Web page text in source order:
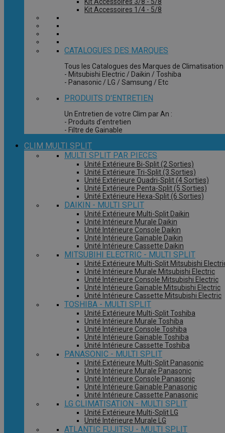
Kit Accessoires 1/4 - 5/8
CATALOGUES DES MARQUES
Tous les Catalogues des Marques de Climatisation
- Mitsubishi Electric / Daikin / Toshiba
- Panasonic / LG / Samsung / Etc
PRODUITS D'ENTRETIEN
Un Entretien de votre Clim par An :
- Produits d'entretien
- Filtre de Gainable
CLIM MULTI SPLIT
MULTI SPLIT PAR PIECES
Unité Extérieure Bi-Split (2 Sorties)
Unité Extérieure Tri-Split (3 Sorties)
Unité Extérieure Quadri-Split (4 Sorties)
Unité Extérieure Penta-Split (5 Sorties)
Unité Extérieure Hexa-Split (6 Sorties)
DAIKIN - MULTI SPLIT
Unité Extérieure Multi-Split Daikin
Unité Intérieure Murale Daikin
Unité Intérieure Console Daikin
Unité Intérieure Gainable Daikin
Unité Intérieure Cassette Daikin
MITSUBIHI ELECTRIC - MULTI SPLIT
Unité Extérieure Multi-Split Mitsubishi
Unité Intérieure Murale Mitsubishi Electric
Unité Intérieure Console Mitsubishi Electric
Unité Intérieure Gainable Mitsubishi Electric
Unité Intérieure Cassette Mitsubishi Electric
TOSHIBA - MULTI SPLIT
Unité Extérieure Multi-Split Toshiba
Unité Intérieure Murale Toshiba
Unité Intérieure Console Toshiba
Unité Intérieure Gainable Toshiba
Unité Intérieure Cassette Toshiba
PANASONIC - MULTI SPLIT
Unité Extérieure Multi-Split Panasonic
Unité Intérieure Murale Panasonic
Unité Intérieure Console Panasonic
Unité Intérieure Gainable Panasonic
Unité Intérieure Cassette Panasonic
LG CLIMATISATION - MULTI SPLIT
Unité Extérieure Multi-Split LG
Unité Intérieure Murale LG
ATLANTIC FUJITSU - MULTI SPLIT